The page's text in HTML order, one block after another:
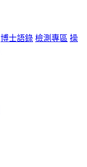
博士語錄 檢測專區 操